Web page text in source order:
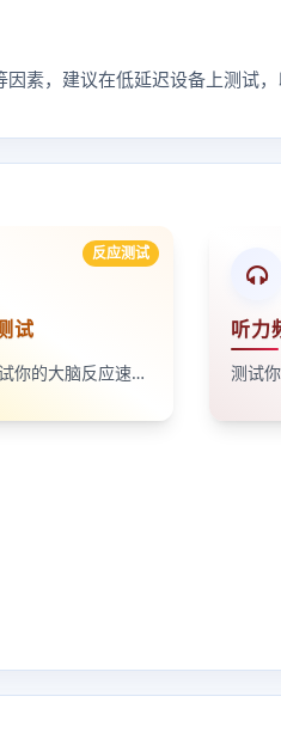
素，建议在低延迟设备上测试，
反应测试
试
免费在线测试你的大脑反应速度。
听力
测试